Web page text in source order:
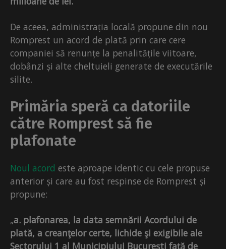
De aceea, administrația locală propune din nou
Romprest un acord de plată prin care cere
companiei să renunțe la penalitățile viitoare,
dobânzi și alte cheltuieli generate de executările
silite.
Primăria speră ca datoriile
către Romprest să fie
plafonate
Noul acord este aproape identic cu cele propuse
anterior și care au fost respinse de Romprest și
propune:
„a. plafonarea, la data semnării Acordului de
plată, a creanţelor certe, lichide şi exigibile ale
Sectorului 1 al Municipiului București față de